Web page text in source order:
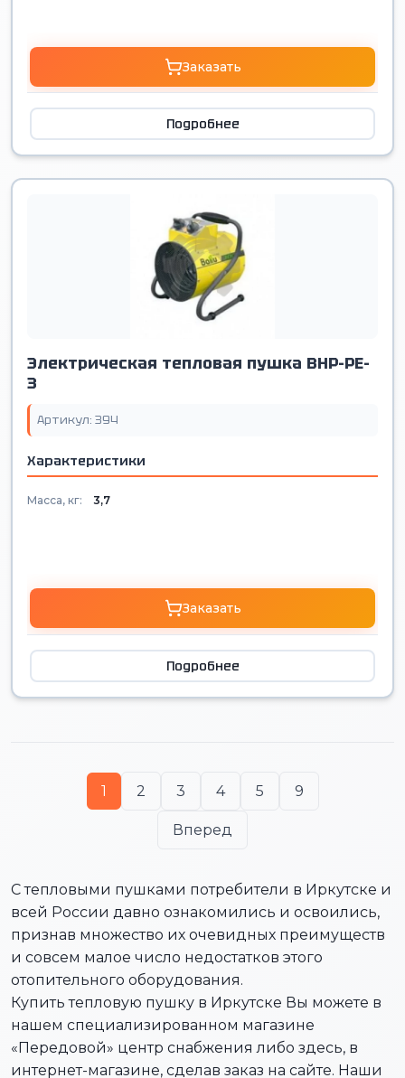
Заказать
Подробнее
Электрическая тепловая пушка BHP-PE-
3
Артикул: 394
Характеристики
Масса, кг: 3,7
Заказать
Подробнее
1 2 3 4 5 9
Вперед
С тепловыми пушками потребители в Иркутске и
всей России давно ознакомились и освоились,
признав множество их очевидных преимуществ
и совсем малое число недостатков этого
отопительного оборудования.
Купить тепловую пушку в Иркутске Вы можете в
нашем специализированном магазине
«Передовой» центр снабжения либо здесь, в
интернет-магазине, сделав заказ на сайте. Наши